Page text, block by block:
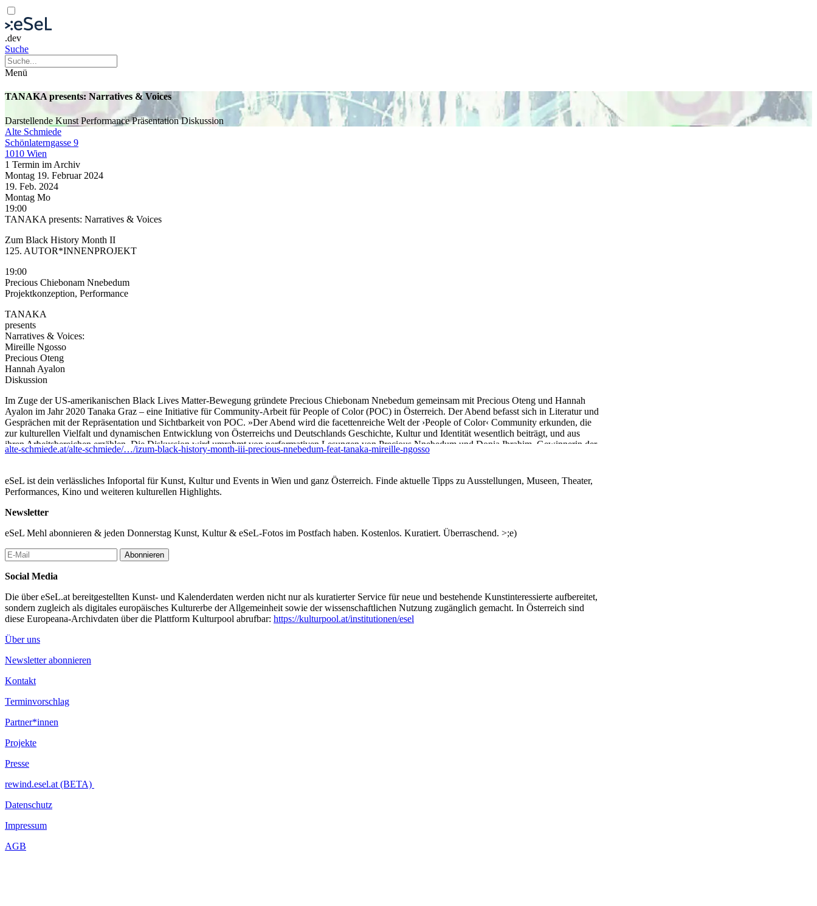
.dev
Suche
Menü
TANAKA presents: Narratives & Voices
Darstellende Kunst PerformancePräsentationDiskussion
Alte Schmiede
Schönlaterngasse 9
1010 Wien
1 Termin im Archiv
Montag 19. Februar 2024
19. Feb. 2024
Montag Mo
19:00
TANAKA presents: Narratives & Voices
Zum Black History Month II
125. AUTOR*INNENPROJEKT
19:00
Precious Chiebonam Nnebedum
Projektkonzeption, Performance
TANAKA
presents
Narratives & Voices:
Mireille Ngosso
Precious Oteng
Hannah Ayalon
Diskussion
Im Zuge der US-amerikanischen Black Lives Matter-Bewegung gründete Precious Chiebonam Nnebedum gemeinsam mit Precious Oteng und Hannah
Ayalon im Jahr 2020 Tanaka Graz – eine Initiative für Community-Arbeit für People of Color (POC) in Österreich. Der Abend befasst sich in Literatur und
Gesprächen mit der Repräsentation und Sichtbarkeit von POC. »Der Abend wird die facettenreiche Welt der ›People of Color‹ Community erkunden, die
zur kulturellen Vielfalt und dynamischen Entwicklung von Österreichs und Deutschlands Geschichte, Kultur und Identität wesentlich beiträgt, und aus
ihren Arbeitsbereichen erzählen. Die Diskussion wird umrahmt von performativen Lesungen von Precious Nnebedum und Donia Ibrahim, Gewinnerin der
Tanaka-Talentshow 2024 in der Sparte Lyrik.« Weitere Informationen zur Talentshow auf der Facebook- und Instagram-Seite von Tanaka.
P. C. Nnebedum, Tanaka
Precious Chiebonam Nnebedum, *1997; Autorin, Slam-Poetin, Aktivistin. Mitgründerin von Tanaka. Lyrikdebüt: birthmarks (2022).
Mireille Ngosso, *1980; Ärztin, Politikerin, Aktivistin. Seit 2020 Mitglied des Wiener Gemeinderats und Landtags. Buchveröffentlichung: Für alle, die hier
sind (gem. mit Faika El-Nagashi, 2022).
Precious Oteng, *1998; Mitgründerin von Tanaka, Social-Media-Aktivistin.
alte-schmiede.at/alte-schmiede/…/izum-black-history-month-iii-precious-nnebedum-feat-tanaka-mireille-ngosso
eSeL ist dein verlässliches Infoportal für Kunst, Kultur und Events in Wien und ganz Österreich. Finde aktuelle Tipps zu Ausstellungen, Museen, Theater,
Performances, Kino und weiteren kulturellen Highlights.
Newsletter
eSeL Mehl abonnieren & jeden Donnerstag Kunst, Kultur & eSeL-Fotos im Postfach haben. Kostenlos. Kuratiert. Überraschend. >;e)
Abonnieren
Social Media
Die über eSeL.at bereitgestellten Kunst- und Kalenderdaten werden nicht nur als kuratierter Service für neue und bestehende Kunstinteressierte aufbereitet,
sondern zugleich als digitales europäisches Kulturerbe der Allgemeinheit sowie der wissenschaftlichen Nutzung zugänglich gemacht. In Österreich sind
diese Europeana-Archivdaten über die Plattform Kulturpool abrufbar: https://kulturpool.at/institutionen/esel
Über uns
Newsletter abonnieren
Kontakt
Terminvorschlag
Partner*innen
Projekte
Presse
rewind.esel.at (BETA)
Datenschutz
Impressum
AGB